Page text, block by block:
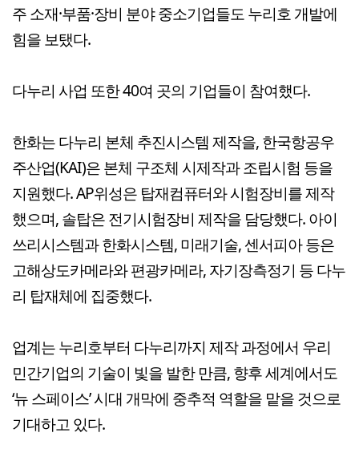
주 소재·부품·장비 분야 중소기업들도 누리호 개발에
힘을 보탰다.
다누리 사업 또한 40여 곳의 기업들이 참여했다.
한화는 다누리 본체 추진시스템 제작을, 한국항공우
주산업(KAI)은 본체 구조체 시제작과 조립시험 등을
지원했다. AP위성은 탑재컴퓨터와 시험장비를 제작
했으며, 솔탑은 전기시험장비 제작을 담당했다. 아이
쓰리시스템과 한화시스템, 미래기술, 센서피아 등은
고해상도카메라와 편광카메라, 자기장측정기 등 다누
리 탑재체에 집중했다.
업계는 누리호부터 다누리까지 제작 과정에서 우리
민간기업의 기술이 빛을 발한 만큼, 향후 세계에서도
‘뉴 스페이스’ 시대 개막에 중추적 역할을 맡을 것으로
기대하고 있다.